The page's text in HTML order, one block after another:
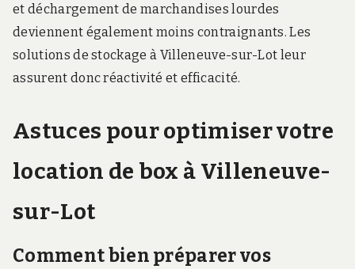
et déchargement de marchandises lourdes
deviennent également moins contraignants. Les
solutions de stockage à Villeneuve-sur-Lot leur
assurent donc réactivité et efficacité.
Astuces pour optimiser votre
location de box à Villeneuve-
sur-Lot
Comment bien préparer vos